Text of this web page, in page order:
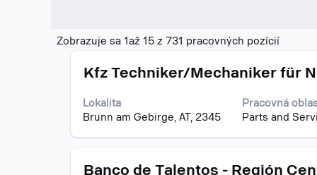
Zobrazuje sa 1až 15 z 731 pracovných pozíciíVýsledky
"".
sa
1až
z
Názov
Kfz Techniker/Mechaniker für
Lokalita
Brunn am Gebirge, AT, 2345
Pracovná
Parts and
Stlačte
na
zobrazenie
obsahu
o
Názov
Banco de Talentos - Región
Stlačte